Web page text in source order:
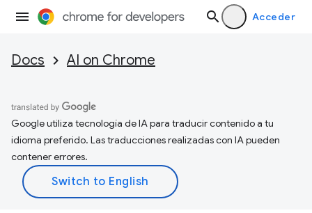
Acceder
Docs AI on Chrome
Google utiliza tecnología de IA para traducir contenido a tu
idioma preferido. Las traducciones realizadas con IA pueden
contener errores.